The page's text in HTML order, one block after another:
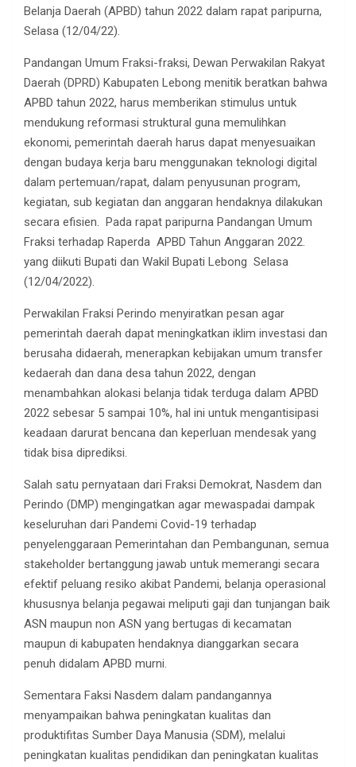
Belanja Daerah (APBD) tahun 2022 dalam rapat paripurna,
Selasa (12/04/22).
Pandangan Umum Fraksi-fraksi, Dewan Perwakilan Rakyat
Daerah (DPRD) Kabupaten Lebong menitik beratkan bahwa
APBD tahun 2022, harus memberikan stimulus untuk
mendukung reformasi struktural guna memulihkan
ekonomi, pemerintah daerah harus dapat menyesuaikan
dengan budaya kerja baru menggunakan teknologi digital
dalam pertemuan/rapat, dalam penyusunan program,
kegiatan, sub kegiatan dan anggaran hendaknya dilakukan
secara efisien. Pada rapat paripurna Pandangan Umum
Fraksi terhadap Raperda APBD Tahun Anggaran 2022.
yang diikuti Bupati dan Wakil Bupati Lebong Selasa
(12/04/2022).
Perwakilan Fraksi Perindo menyiratkan pesan agar
pemerintah daerah dapat meningkatkan iklim investasi dan
berusaha didaerah, menerapkan kebijakan umum transfer
kedaerah dan dana desa tahun 2022, dengan
menambahkan alokasi belanja tidak terduga dalam APBD
2022 sebesar 5 sampai 10%, hal ini untuk mengantisipasi
keadaan darurat bencana dan keperluan mendesak yang
tidak bisa diprediksi.
Salah satu pernyataan dari Fraksi Demokrat, Nasdem dan
Perindo (DMP) mengingatkan agar mewaspadai dampak
keseluruhan dari Pandemi Covid-19 terhadap
penyelenggaraan Pemerintahan dan Pembangunan, semua
stakeholder bertanggung jawab untuk memerangi secara
efektif peluang resiko akibat Pandemi, belanja operasional
khususnya belanja pegawai meliputi gaji dan tunjangan baik
ASN maupun non ASN yang bertugas di kecamatan
maupun di kabupaten hendaknya dianggarkan secara
penuh didalam APBD murni.
Sementara Faksi Nasdem dalam pandangannya
menyampaikan bahwa peningkatan kualitas dan
produktifitas Sumber Daya Manusia (SDM), melalui
peningkatan kualitas pendidikan dan peningkatan kualitas